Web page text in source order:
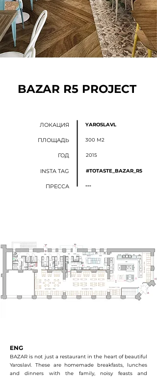
BAZAR R5 PROJECT
ЛОКАЦИЯ YAROSLAVL
ПЛОЩАДЬ 300 М2
ГОД 2015
INSTA TAG
ПРЕССА
#TOTASTE_BAZAR_R5
---
ENG
BAZAR is not just a restaurant in the heart of beautiful
Yaroslavl. These are homemade breakfasts, lunches
and dinners with the family, noisy feasts and